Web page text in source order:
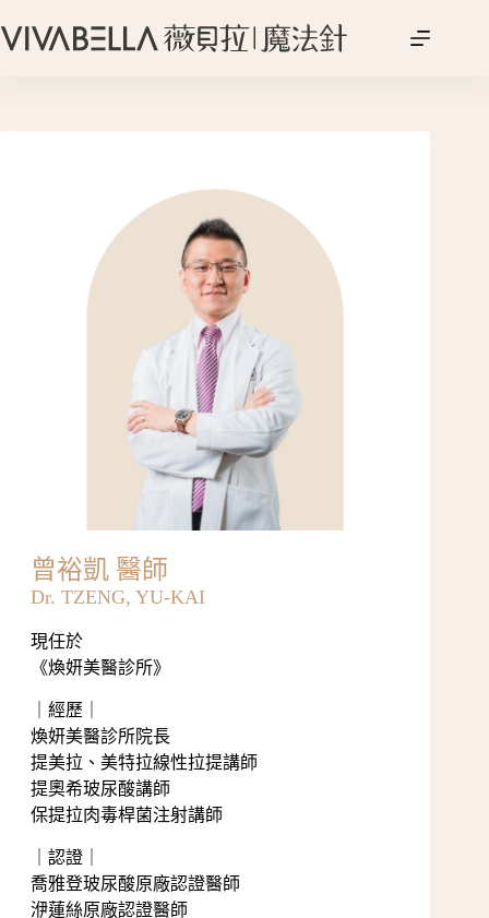
至
曾裕凱 醫師
Dr. TZENG, YU-KAI
現任於
《煥妍美醫診所》
｜經歷​｜
煥妍美醫診所院長
提美拉、美特拉線性拉提講師
提奧希玻尿酸講師
保提拉肉毒桿菌注射講師
｜認證​｜
喬雅登玻尿酸原廠認證醫師
洢蓮絲原廠認證醫師